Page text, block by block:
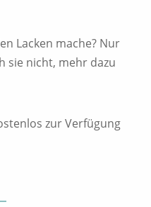
Lacken mache? Nur
sie nicht, mehr dazu
zur Verfügung